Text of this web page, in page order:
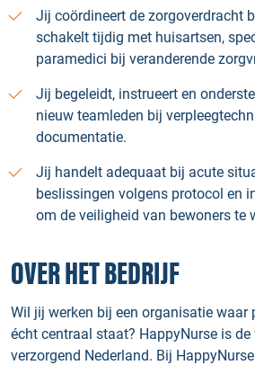
Jij coördineert de zorgoverdracht
schakelt tijdig met huisartsen,
paramedici bij veranderende
Jij begeleidt, instrueert en
nieuw teamleden bij
documentatie.
Jij handelt adequaat bij acute
beslissingen volgens protocol en
om de veiligheid van bewoners te
OVER HET BEDRIJF
Wil jij werken bij een organisatie waar
écht centraal staat? HappyNurse is de
verzorgend Nederland. Bij